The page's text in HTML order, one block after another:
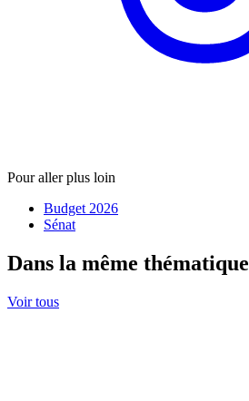
Pour aller plus loin
Budget 2026
Sénat
Dans la même thématique
Voir tous